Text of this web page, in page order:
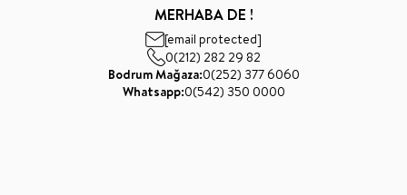
MERHABA DE !
[email protected]
0(212) 282 29 82
Bodrum Mağaza:0(252) 377 6060
Whatsapp:0(542) 350 0000